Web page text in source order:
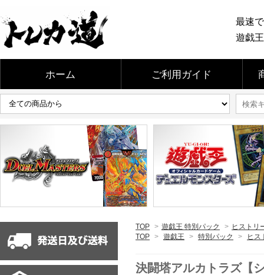
最速
遊戯
ホーム ご利用ガイド
TOP > 遊戯王 特別パック > ヒストリ
TOP > 遊戯王 > 特別パック > ヒス
決闘塔アルカトラズ【